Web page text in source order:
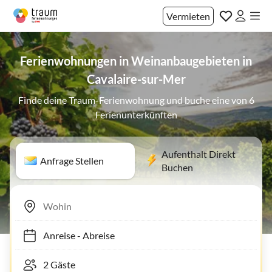
Vermieten
Ferienwohnungen in Weinanbaugebieten in
Cavalaire-sur-Mer
Finde deine Traum-Ferienwohnung und buche eine von 6
Ferienunterkünften
Anfrage Stellen
Aufenthalt Direkt
Buchen
Anreise- Abreise